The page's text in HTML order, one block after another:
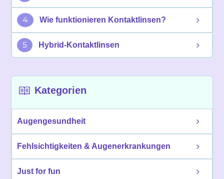
4 Wie funktionieren Kontaktlinsen?
5 Hybrid-Kontaktlinsen
Kategorien
Augengesundheit
Fehlsichtigkeiten & Augenerkrankungen
Just for fun